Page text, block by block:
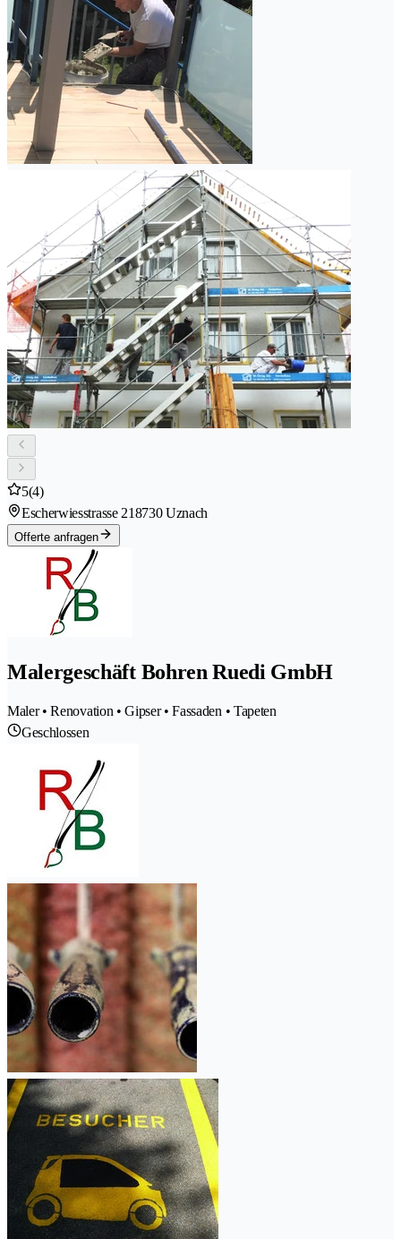
5(4)
Escherwiesstrasse 218730 Uznach
Offerte anfragen
Malergeschäft Bohren Ruedi GmbH
Maler • Renovation • Gipser • Fassaden • Tapeten
Geschlossen